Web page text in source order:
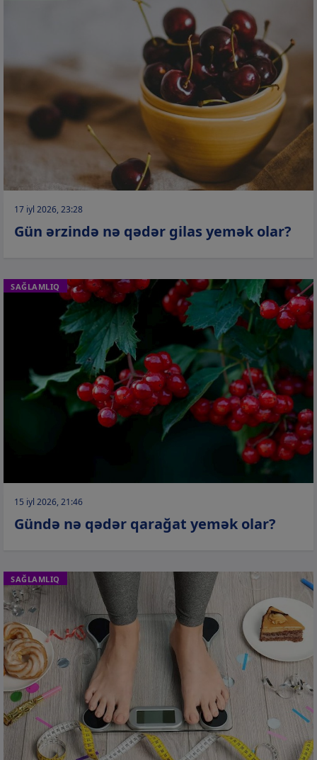
17 iyl 2026, 23:28
Gün ərzində nə qədər gilas yemək olar?
SAĞLAMLIQ
15 iyl 2026, 21:46
Gündə nə qədər qarağat yemək olar?
SAĞLAMLIQ